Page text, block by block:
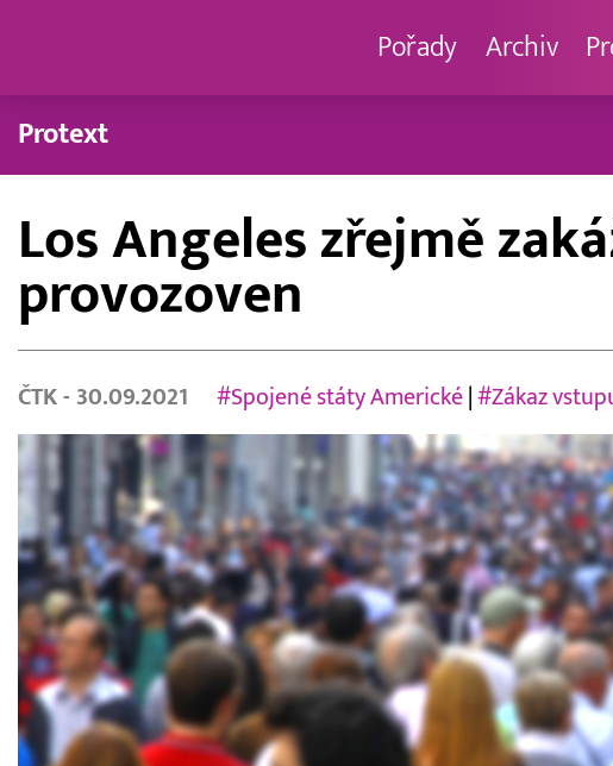
Pořady Archiv
Protext
Los Angeles zřejmě
provozoven
ČTK - 30.09.2021 #Spojené státy Americké| #Zákaz